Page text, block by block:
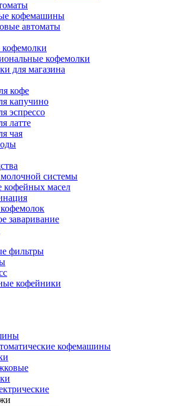
кофемашины
автоматы
кофемолки
для магазина
кофе
капучино
эспрессо
латте
чая
системы
кофейных масел
заваривание
фильтры
кофейники
кофемашины